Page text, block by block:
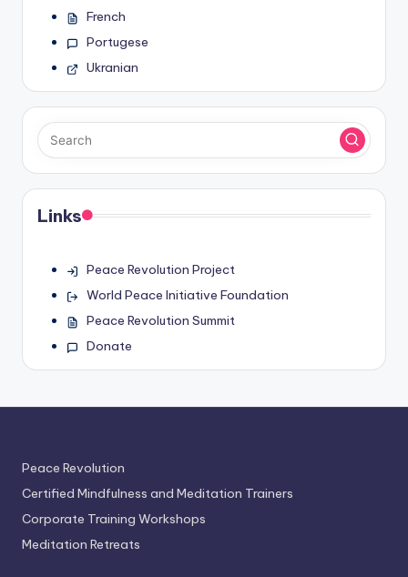
French
Portugese
Ukranian
Links
Peace Revolution Project
World Peace Initiative Foundation
Peace Revolution Summit
Donate
Peace Revolution
Certified Mindfulness and Meditation Trainers
Corporate Training Workshops
Meditation Retreats